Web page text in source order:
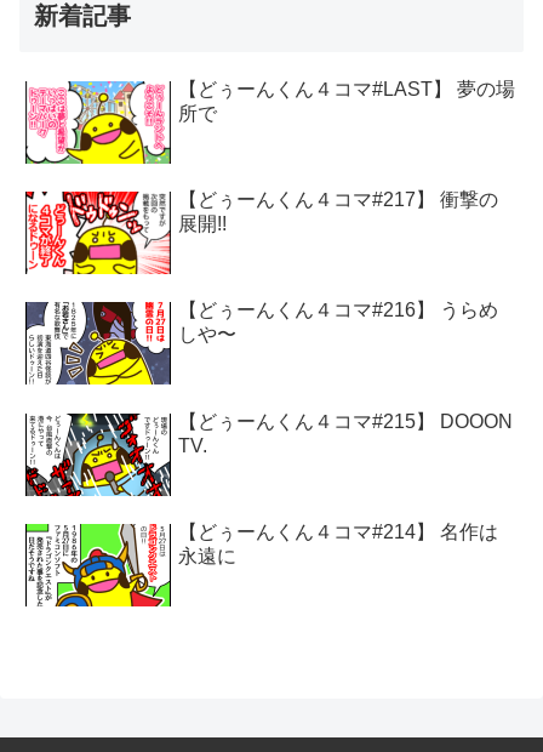
新着記事
【どぅーんくん４コマ#LAST】 夢の場
所で
【どぅーんくん４コマ#217】 衝撃の
展開!!
【どぅーんくん４コマ#216】 うらめ
しや〜
【どぅーんくん４コマ#215】 DOOON
TV.
【どぅーんくん４コマ#214】 名作は
永遠に